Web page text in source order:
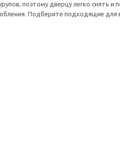
поэтому дверцу легко снять и
Подберите подходящие